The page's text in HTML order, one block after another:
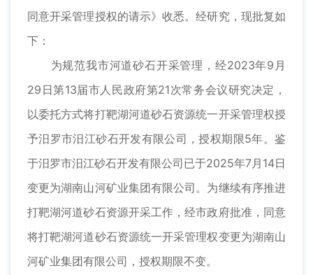
同意开采管理授权的请示》收悉。经研究，现批复如
下：
为规范我市河道砂石开采管理，经2023年9月
29日第13届市人民政府第21次常务会议研究决定，
以委托方式将打靶湖河道砂石资源统一开采管理权授
予汨罗市汨江砂石开发有限公司，授权期限5年。鉴
于汨罗市汨江砂石开发有限公司已于2025年7月14日
变更为湖南山河矿业集团有限公司。为继续有序推进
打靶湖河道砂石资源开采工作，经市政府批准，同意
将打靶湖河道砂石资源统一开采管理权变更为湖南山
河矿业集团有限公司，授权期限不变。